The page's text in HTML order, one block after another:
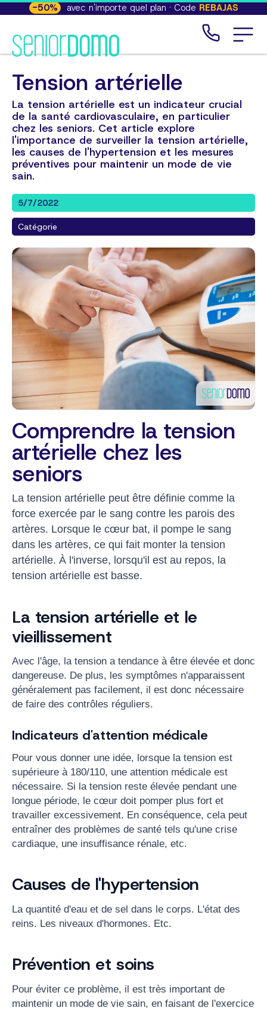
-50% avec n'importe quel plan · Code REBAJAS
Tension artérielle
La tension artérielle est un indicateur crucial
de la santé cardiovasculaire, en particulier
chez les seniors. Cet article explore
l'importance de surveiller la tension artérielle,
les causes de l'hypertension et les mesures
préventives pour maintenir un mode de vie
sain.
5/7/2022
Catégorie
Comprendre la tension
artérielle chez les
seniors
La tension artérielle peut être définie comme la
force exercée par le sang contre les parois des
artères. Lorsque le cœur bat, il pompe le sang
dans les artères, ce qui fait monter la tension
artérielle. À l'inverse, lorsqu'il est au repos, la
tension artérielle est basse.
La tension artérielle et le
vieillissement
Avec l'âge, la tension a tendance à être élevée et donc
dangereuse. De plus, les symptômes n'apparaissent
généralement pas facilement, il est donc nécessaire
de faire des contrôles réguliers.
Indicateurs d'attention médicale
Pour vous donner une idée, lorsque la tension est
supérieure à 180/110, une attention médicale est
nécessaire. Si la tension reste élevée pendant une
longue période, le cœur doit pomper plus fort et
travailler excessivement. En conséquence, cela peut
entraîner des problèmes de santé tels qu'une crise
cardiaque, une insuffisance rénale, etc.
Causes de l'hypertension
La quantité d'eau et de sel dans le corps. L'état des
reins. Les niveaux d'hormones. Etc.
Prévention et soins
Pour éviter ce problème, il est très important de
maintenir un mode de vie sain, en faisant de l'exercice